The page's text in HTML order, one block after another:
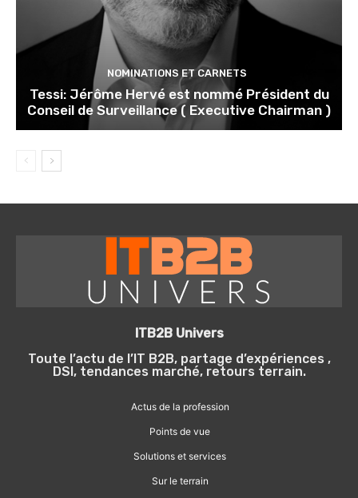
NOMINATIONS ET CARNETS
Tessi: Jérôme Hervé est nommé Président du
Conseil de Surveillance ( Executive Chairman )
ITB2B Univers
Toute l’actu de l’IT B2B, partage d’expériences ,
DSI, tendances marché, retours terrain.
Actus de la profession
Points de vue
Solutions et services
Sur le terrain